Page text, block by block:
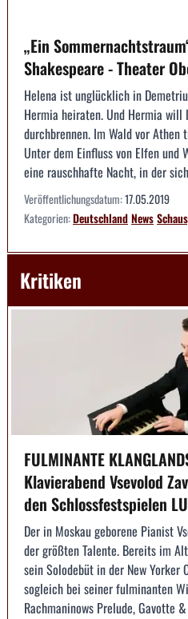
„Ein
Shakespeare - Theater
Helena ist unglücklich in
Hermia heiraten. Und Hermia will
durchbrennen. Im Wald vor
Unter dem Einfluss von Elfen und
eine rauschhafte Nacht, in der
Veröffentlichungsdatum:17.05.2019
Kategorien:DeutschlandNews
Kritiken
FULMINANTE
Klavierabend Vsevolod
den Schlossfestspielen
Der in Moskau geborene Pianist
der größten Talente. Bereits im
sein Solodebüt in der New Yorker
sogleich bei seiner fulminanten
Rachmaninows Prelude, Gavotte